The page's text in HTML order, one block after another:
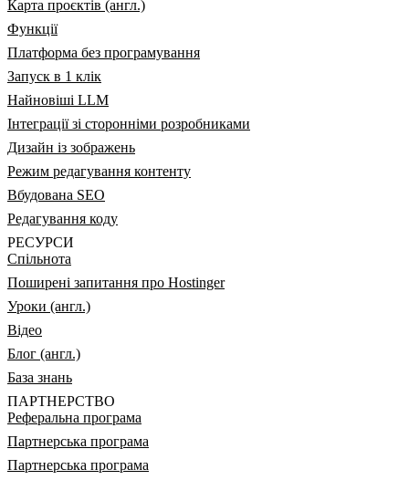
Карта проєктів (англ.)
Функції
Платформа без програмування
Запуск в 1 клік
Найновіші LLM
Інтеграції зі сторонніми розробниками
Дизайн із зображень
Режим редагування контенту
Вбудована SEO
Редагування коду
РЕСУРСИ
Спільнота
Поширені запитання про Hostinger
Уроки (англ.)
Відео
Блог (англ.)
База знань
ПАРТНЕРСТВО
Реферальна програма
Партнерська програма
Партнерська програма